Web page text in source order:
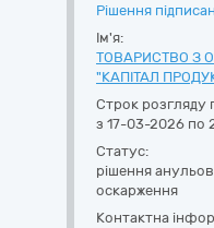
Рішення
Ім'я:
ТОВАРИСТВО З
"КАПІТАЛ
Строк розгляду
з 17-03-2026 по
Статус:
рішення
оскарження
Контактна